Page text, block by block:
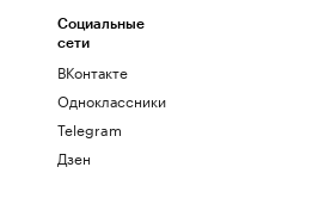
Социальные
сети
ВКонтакте
Одноклассники
Telegram
Дзен